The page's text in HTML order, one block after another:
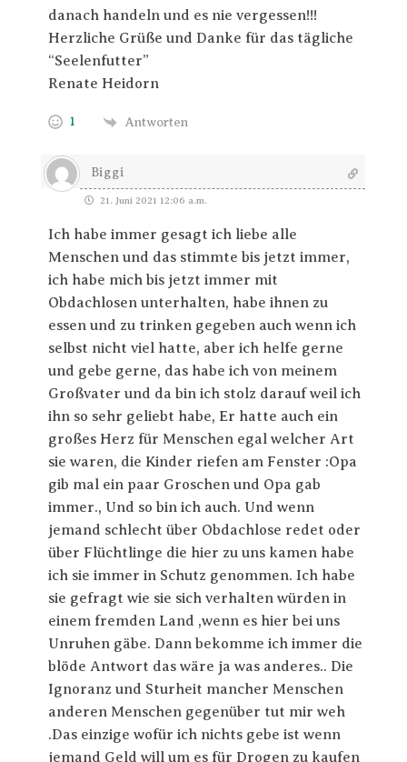
danach handeln und es nie vergessen!!!
Herzliche Grüße und Danke für das tägliche
“Seelenfutter”
Renate Heidorn
1 Antworten
Biggi
21. Juni 2021 12:06 a.m.
Ich habe immer gesagt ich liebe alle
Menschen und das stimmte bis jetzt immer,
ich habe mich bis jetzt immer mit
Obdachlosen unterhalten, habe ihnen zu
essen und zu trinken gegeben auch wenn ich
selbst nicht viel hatte, aber ich helfe gerne
und gebe gerne, das habe ich von meinem
Großvater und da bin ich stolz darauf weil ich
ihn so sehr geliebt habe, Er hatte auch ein
großes Herz für Menschen egal welcher Art
sie waren, die Kinder riefen am Fenster :Opa
gib mal ein paar Groschen und Opa gab
immer., Und so bin ich auch. Und wenn
jemand schlecht über Obdachlose redet oder
über Flüchtlinge die hier zu uns kamen habe
ich sie immer in Schutz genommen. Ich habe
sie gefragt wie sie sich verhalten würden in
einem fremden Land ,wenn es hier bei uns
Unruhen gäbe. Dann bekomme ich immer die
blöde Antwort das wäre ja was anderes.. Die
Ignoranz und Sturheit mancher Menschen
anderen Menschen gegenüber tut mir weh
.Das einzige wofür ich nichts gebe ist wenn
jemand Geld will um es für Drogen zu kaufen